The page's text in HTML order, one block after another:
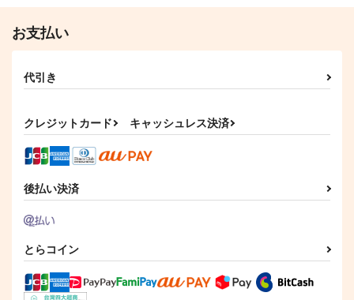
1,572円（税込）
HAZBIN HOTEL
オールキャラ
カート
704円（税込）
カート
お支払い
代引き
クレジットカード キャッシュレス決済
後払い決済
とらコイン